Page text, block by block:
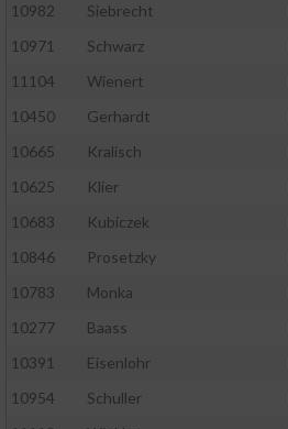
10982
Siebrecht
10971
Schwarz
11104
Wienert
10450
Gerhardt
10665
Kralisch
10625
Klier
10683
Kubiczek
10846
Prosetzky
10783
Monka
10277
Baass
10391
Eisenlohr
10954
Schuller